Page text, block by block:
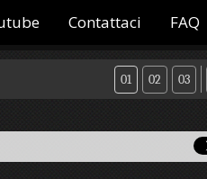
Contattaci FAQ
03
02
01